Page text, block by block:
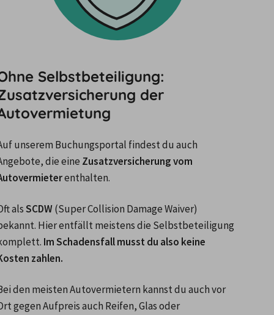
Selbstbeteiligung:
der
unserem Buchungsportal findest du auch
die eine Zusatzversicherung vom
enthalten.
als SCDW (Super Collision Damage Waiver)
Hier entfällt meistens die Selbstbeteiligung
Im Schadensfall musst du also keine
zahlen.
den meisten Autovermietern kannst du auch vor
gegen Aufpreis auch Reifen, Glas oder